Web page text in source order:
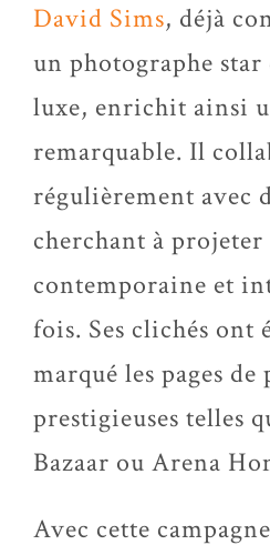
David Sims, déjà
un photographe star
luxe, enrichit ainsi
remarquable. Il
régulièrement avec
cherchant à projeter
contemporaine et
fois. Ses clichés ont
marqué les pages
prestigieuses telles
Bazaar ou Arena
Avec cette